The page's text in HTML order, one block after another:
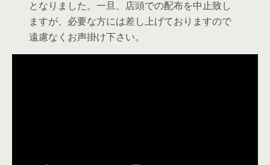
となりました。一旦、店頭での配布を中止致し
ますが、必要な方には差し上げておりますので
遠慮なくお声掛け下さい。